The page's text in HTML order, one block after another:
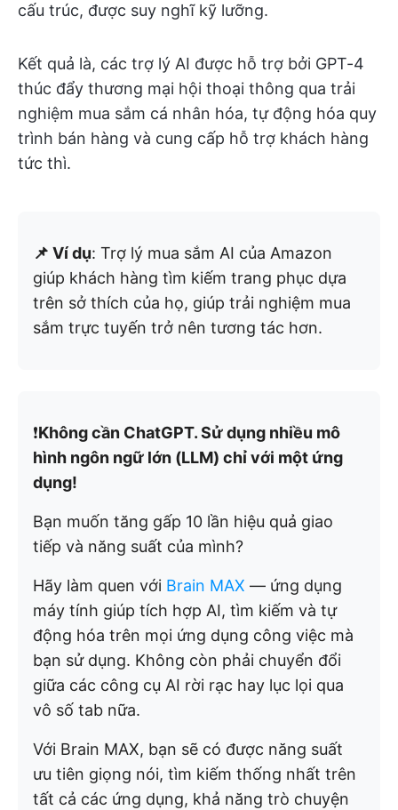
cấu trúc, được suy nghĩ kỹ lưỡng.
Kết quả là, các trợ lý AI được hỗ trợ bởi GPT-4
thúc đẩy thương mại hội thoại thông qua trải
nghiệm mua sắm cá nhân hóa, tự động hóa quy
trình bán hàng và cung cấp hỗ trợ khách hàng
tức thì.
📌 Ví dụ: Trợ lý mua sắm AI của Amazon
giúp khách hàng tìm kiếm trang phục dựa
trên sở thích của họ, giúp trải nghiệm mua
sắm trực tuyến trở nên tương tác hơn.
❗️Không cần ChatGPT. Sử dụng nhiều mô
hình ngôn ngữ lớn (LLM) chỉ với một ứng
dụng!
Bạn muốn tăng gấp 10 lần hiệu quả giao
tiếp và năng suất của mình?
Hãy làm quen với Brain MAX — ứng dụng
máy tính giúp tích hợp AI, tìm kiếm và tự
động hóa trên mọi ứng dụng công việc mà
bạn sử dụng. Không còn phải chuyển đổi
giữa các công cụ AI rời rạc hay lục lọi qua
vô số tab nữa.
Với Brain MAX, bạn sẽ có được năng suất
ưu tiên giọng nói, tìm kiếm thống nhất trên
tất cả các ứng dụng, khả năng trò chuyện